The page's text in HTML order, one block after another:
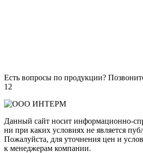
Есть вопросы по продукции?
12
Данный сайт носит информационно-
ни при каких условиях не является
Пожалуйста, для уточнения цен и
к менеджерам компании.